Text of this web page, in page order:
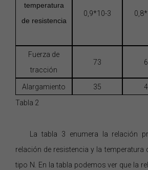
temperatura
de resistencia
0,9*10-3
Fuerza de
tracción
73
Alargamiento 35
Tabla 2
La tabla 3 enumera la relación
relación de resistencia y la temperatura
tipo N. En la tabla podemos ver que la